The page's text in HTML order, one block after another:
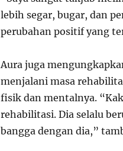
lebih segar, bugar, dan
perubahan positif yang
Aura juga
menjalani masa
fisik dan mentalnya.
rehabilitasi. Dia selalu
bangga dengan dia,”